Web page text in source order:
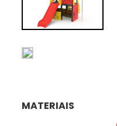
MATERIAIS